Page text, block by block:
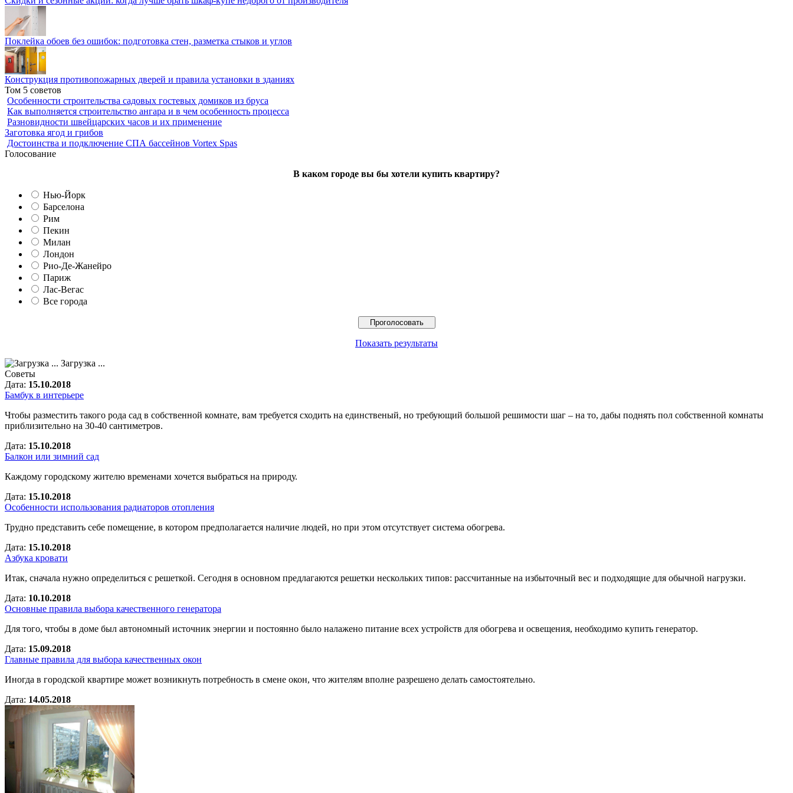
Поклейка обоев без ошибок: подготовка стен, разметка стыков и углов
Конструкция противопожарных дверей и правила установки в зданиях
Том 5 советов
Особенности строительства садовых гостевых домиков из бруса
Как выполняется строительство ангара и в чем особенность процесса
Разновидности швейцарских часов и их применение
Заготовка ягод и грибов
Достоинства и подключение СПА бассейнов Vortex Spas
Голосование
В каком городе вы бы хотели купить квартиру?
Нью-Йорк
Барселона
Рим
Пекин
Милан
Лондон
Рио-Де-Жанейро
Париж
Лас-Вегас
Все города
Показать результаты
Загрузка ...
Советы
Дата: 15.10.2018
Бамбук в интерьере
Чтобы разместить такого рода сад в собственной комнате, вам требуется сходить на единственый, но требующий большой решимости шаг – на то, дабы поднять пол собственной комнаты
приблизительно на 30-40 сантиметров.
Дата: 15.10.2018
Балкон или зимний сад
Каждому городскому жителю временами хочется выбраться на природу.
Дата: 15.10.2018
Особенности использования радиаторов отопления
Трудно представить себе помещение, в котором предполагается наличие людей, но при этом отсутствует система обогрева.
Дата: 15.10.2018
Азбука кровати
Итак, сначала нужно определиться с решеткой. Сегодня в основном предлагаются решетки нескольких типов: рассчитанные на избыточный вес и подходящие для обычной нагрузки.
Дата: 10.10.2018
Основные правила выбора качественного генератора
Для того, чтобы в доме был автономный источник энергии и постоянно было налажено питание всех устройств для обогрева и освещения, необходимо купить генератор.
Дата: 15.09.2018
Главные правила для выбора качественных окон
Иногда в городской квартире может возникнуть потребность в смене окон, что жителям вполне разрешено делать самостоятельно.
Дата: 14.05.2018